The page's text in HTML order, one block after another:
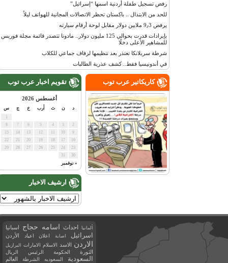
رفض تسجيل طفلة أردنية اسمها “إسرائيل”
للحد من الابتذال .. باكستان تحظر الاتصالات المجانية للهواتف ليلاً
يرفض 9٫3 ملايين دولار مقابل لوحة أرقام سيارته
بإيرادات قدرت بحوالي 125 مليون دولار.. مادونا تتصدر قائمة مجلة فوربس
للمشاهير الأعلى دخلًا
شرطة سريلانكا تعتذر بعد تنظيمها لزفاف جماعي للكلاب
في أندونيسيا فقط.. كشف عذرية الطالبات
تقويم اخبار عرب توب
أغسطس 2026
أرب س
« نوفمبر
ارشيف الاخبار
كاريكاتير عرب توب
ألمانيا احداث اسامه حجاج اسبانيا
اسرائيل اصابة اعلان اعياد الأردن
الاردن الاسد الاسلام الامارات البرازيل
الثورة الحكومة الرئيس الريال
السعودية السعوديه الشرطة العالم